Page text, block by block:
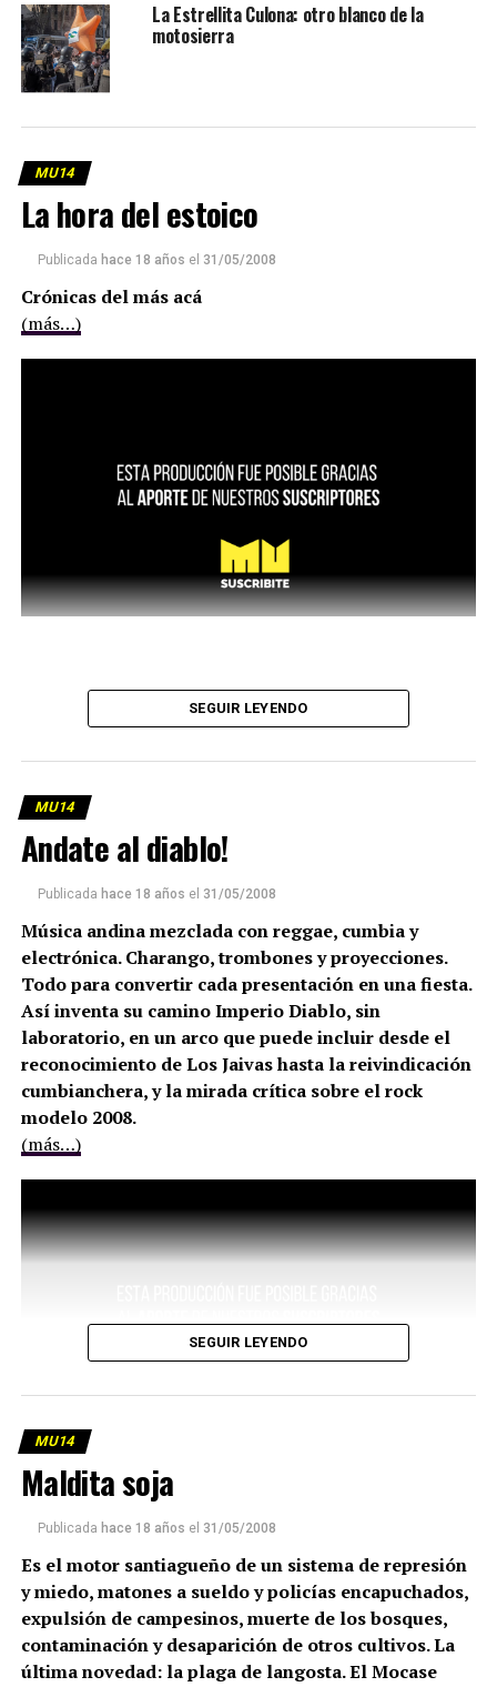
La Estrellita Culona: otro blanco de la
motosierra
MU14
La hora del estoico
Publicada hace 18 años el 31/05/2008
Crónicas del más acá
(más…)
SEGUIR LEYENDO
MU14
Andate al diablo!
Publicada hace 18 años el 31/05/2008
Música andina mezclada con reggae, cumbia y
electrónica. Charango, trombones y proyecciones.
Todo para convertir cada presentación en una fiesta.
Así inventa su camino Imperio Diablo, sin
laboratorio, en un arco que puede incluir desde el
reconocimiento de Los Jaivas hasta la reivindicación
cumbianchera, y la mirada crítica sobre el rock
modelo 2008.
(más…)
SEGUIR LEYENDO
MU14
Maldita soja
Publicada hace 18 años el 31/05/2008
Es el motor santiagueño de un sistema de represión
y miedo, matones a sueldo y policías encapuchados,
expulsión de campesinos, muerte de los bosques,
contaminación y desaparición de otros cultivos. La
última novedad: la plaga de langosta. El Mocase